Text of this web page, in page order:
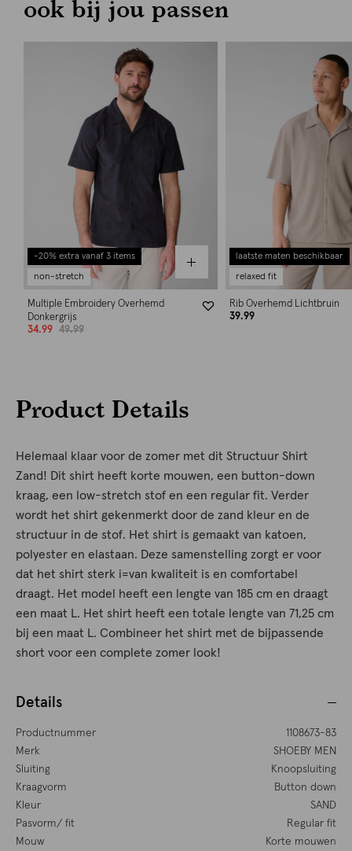
ook bij jou passen
-20% extra vanaf 3 items
non-stretch
Multiple Embroidery Overhemd
Donkergrijs
34.99
49.99
laatste maten beschikbaar
relaxed fit
Rib Overhemd Lichtbruin
39.99
Product Details
Helemaal klaar voor de zomer met dit Structuur Shirt
Zand! Dit shirt heeft korte mouwen, een button-down
kraag, een low-stretch stof en een regular fit. Verder
wordt het shirt gekenmerkt door de zand kleur en de
structuur in de stof. Het shirt is gemaakt van katoen,
polyester en elastaan. Deze samenstelling zorgt er voor
dat het shirt sterk i=van kwaliteit is en comfortabel
draagt. Het model heeft een lengte van 185 cm en draagt
een maat L. Het shirt heeft een totale lengte van 71,25 cm
bij een maat L. Combineer het shirt met de bijpassende
short voor een complete zomer look!
Details
Productnummer
1108673-83
Merk
SHOEBY MEN
Sluiting
Knoopsluiting
Kraagvorm
Button down
Kleur
SAND
Pasvorm/ fit
Regular fit
Mouw
Korte mouwen